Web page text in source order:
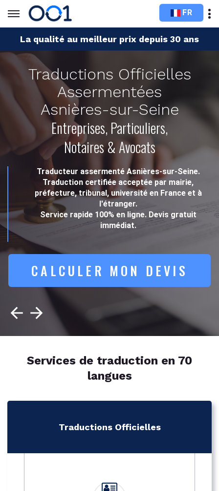
FR
La qualité au meilleur prix depuis 30 ans
Traductions Officielles
Assermentées
Asnières-sur-Seine
Entreprises, Particuliers,
Notaires & Avocats
Traducteur assermenté Asnières-sur-Seine.
Traduction certifiée acceptée par mairie,
préfecture, tribunal, université en France et à
l'étranger.
Service rapide 100% en ligne. Devis gratuit
immédiat.
CALCULER MON DEVIS
Services de traduction en 70
langues
Traductions Officielles